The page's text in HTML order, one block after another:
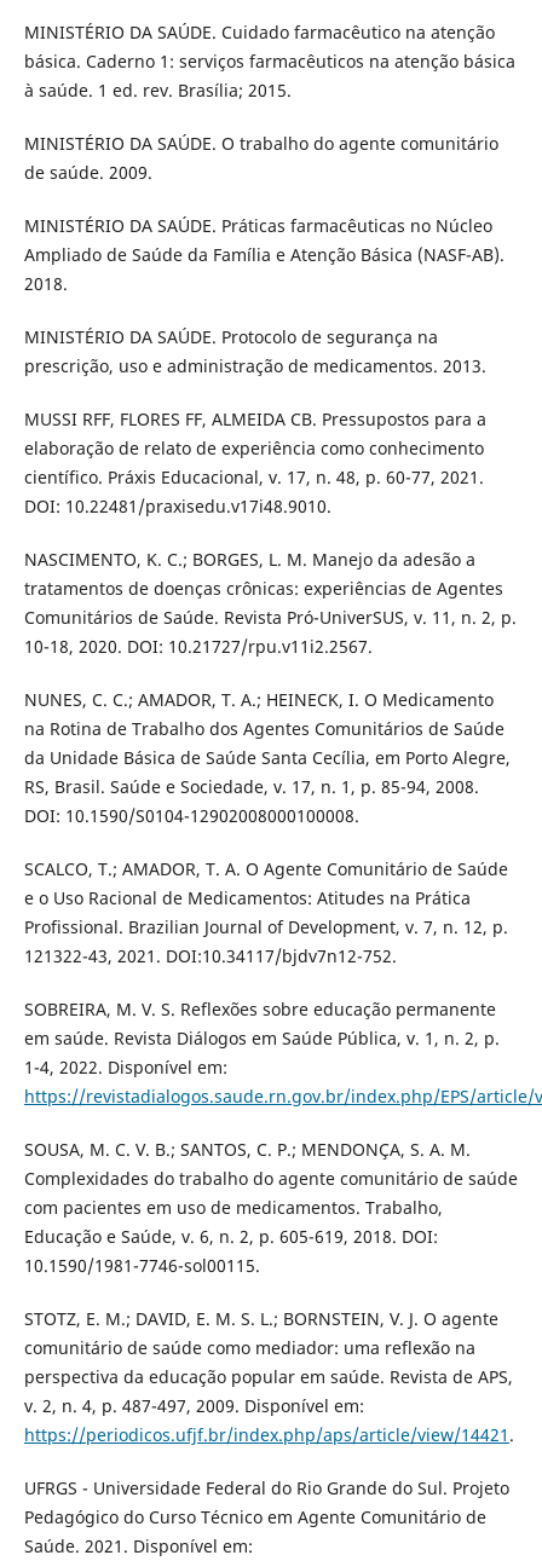
MINISTÉRIO DA SAÚDE. Cuidado farmacêutico na atenção
básica. Caderno 1: serviços farmacêuticos na atenção básica
à saúde. 1 ed. rev. Brasília; 2015.
MINISTÉRIO DA SAÚDE. O trabalho do agente comunitário
de saúde. 2009.
MINISTÉRIO DA SAÚDE. Práticas farmacêuticas no Núcleo
Ampliado de Saúde da Família e Atenção Básica (NASF-AB).
2018.
MINISTÉRIO DA SAÚDE. Protocolo de segurança na
prescrição, uso e administração de medicamentos. 2013.
MUSSI RFF, FLORES FF, ALMEIDA CB. Pressupostos para a
elaboração de relato de experiência como conhecimento
científico. Práxis Educacional, v. 17, n. 48, p. 60-77, 2021.
DOI: 10.22481/praxisedu.v17i48.9010.
NASCIMENTO, K. C.; BORGES, L. M. Manejo da adesão a
tratamentos de doenças crônicas: experiências de Agentes
Comunitários de Saúde. Revista Pró-UniverSUS, v. 11, n. 2, p.
10-18, 2020. DOI: 10.21727/rpu.v11i2.2567.
NUNES, C. C.; AMADOR, T. A.; HEINECK, I. O Medicamento
na Rotina de Trabalho dos Agentes Comunitários de Saúde
da Unidade Básica de Saúde Santa Cecília, em Porto Alegre,
RS, Brasil. Saúde e Sociedade, v. 17, n. 1, p. 85-94, 2008.
DOI: 10.1590/S0104-12902008000100008.
SCALCO, T.; AMADOR, T. A. O Agente Comunitário de Saúde
e o Uso Racional de Medicamentos: Atitudes na Prática
Profissional. Brazilian Journal of Development, v. 7, n. 12, p.
121322-43, 2021. DOI:10.34117/bjdv7n12-752.
SOBREIRA, M. V. S. Reflexões sobre educação permanente
em saúde. Revista Diálogos em Saúde Pública, v. 1, n. 2, p.
1-4, 2022. Disponível em:
https://revistadialogos.saude.rn.gov.br/index.php/EPS/article/
SOUSA, M. C. V. B.; SANTOS, C. P.; MENDONÇA, S. A. M.
Complexidades do trabalho do agente comunitário de saúde
com pacientes em uso de medicamentos. Trabalho,
Educação e Saúde, v. 6, n. 2, p. 605-619, 2018. DOI:
10.1590/1981-7746-sol00115.
STOTZ, E. M.; DAVID, E. M. S. L.; BORNSTEIN, V. J. O agente
comunitário de saúde como mediador: uma reflexão na
perspectiva da educação popular em saúde. Revista de APS,
v. 2, n. 4, p. 487-497, 2009. Disponível em:
https://periodicos.ufjf.br/index.php/aps/article/view/14421 .
UFRGS - Universidade Federal do Rio Grande do Sul. Projeto
Pedagógico do Curso Técnico em Agente Comunitário de
Saúde. 2021. Disponível em: